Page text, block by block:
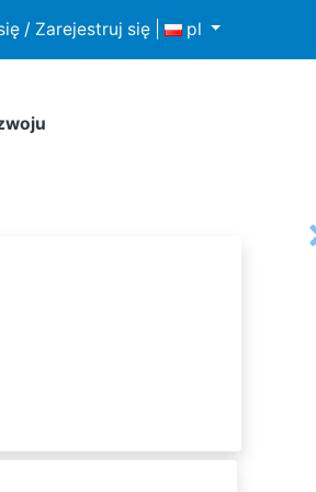
/ Zarejestruj się| pl